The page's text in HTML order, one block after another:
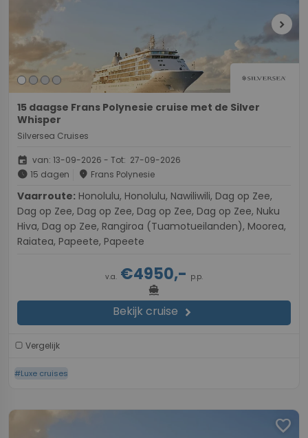
chevron_right
15 daagse Frans Polynesie cruise met de Silver
Whisper
Silversea Cruises
event van: 13-09-2026 - Tot: 27-09-2026
schedule 15 dagen place Frans Polynesie
Vaarroute:
Dag op Zee, Dag op Zee, Dag op Zee, Dag op Zee, Nuku
Hiva, Dag op Zee, Rangiroa (Tuamotueilanden), Moorea,
Raiatea, Papeete, Papeete
v.a. €4950,- p.p.
directions_boat
Bekijk cruise chevron_right
Vergelijk
#Luxe cruises
favorite